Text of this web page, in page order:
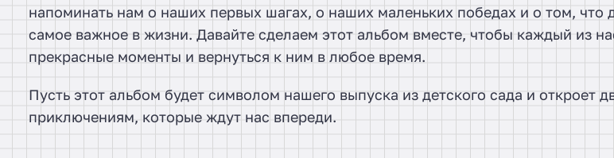
напоминать нам о наших первых шагах, о наших маленьких победах и о том, что
самое важное в жизни. Давайте сделаем этот альбом вместе, чтобы каждый из
прекрасные моменты и вернуться к ним в любое время.
Пусть этот альбом будет символом нашего выпуска из детского сада и откроет
приключениям, которые ждут нас впереди.